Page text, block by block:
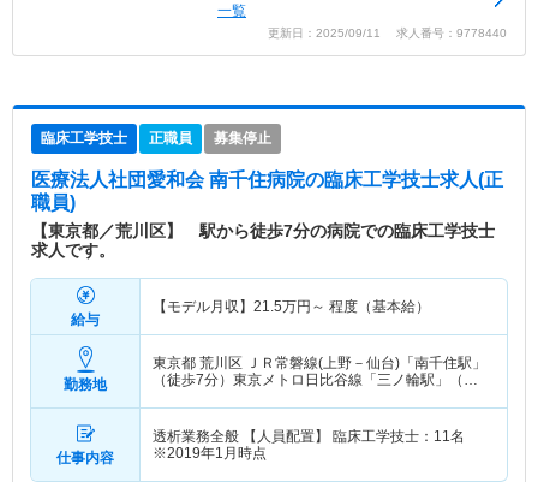
一覧
更新日：2025/09/11 求人番号：9778440
臨床工学技士 正職員 募集停止
医療法人社団愛和会 南千住病院の臨床工学技士求人(正
職員)
【東京都／荒川区】 駅から徒歩7分の病院での臨床工学技士
求人です。
給与
【モデル月収】 21.5万円～ 程度（基本給）
勤務地
東京都 荒川区
ＪＲ常磐線(上野－仙台)「南千住駅」
（徒歩7分）東京メトロ日比谷線「三ノ輪駅」（徒
仕事内容
透析業務全般 【人員配置】 臨床工学技士：11名
※2019年1月時点